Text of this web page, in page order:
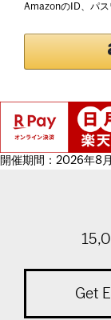
AmazonのID、パス
開催期間：2026年8
Get